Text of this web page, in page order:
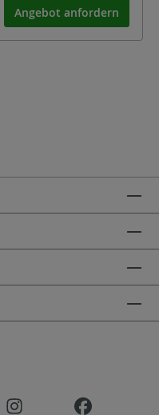
Angebot anfordern